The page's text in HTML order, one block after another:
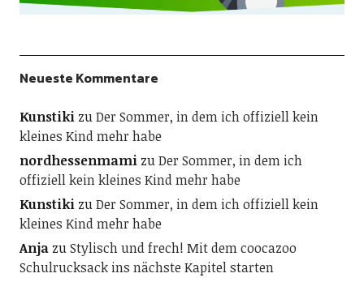
Neueste Kommentare
KunstikizuDer Sommer, in dem ich offiziell kein
kleines Kind mehr habe
nordhessenmamizuDer Sommer, in dem ich
offiziell kein kleines Kind mehr habe
KunstikizuDer Sommer, in dem ich offiziell kein
kleines Kind mehr habe
AnjazuStylisch und frech! Mit dem coocazoo
Schulrucksack ins nächste Kapitel starten